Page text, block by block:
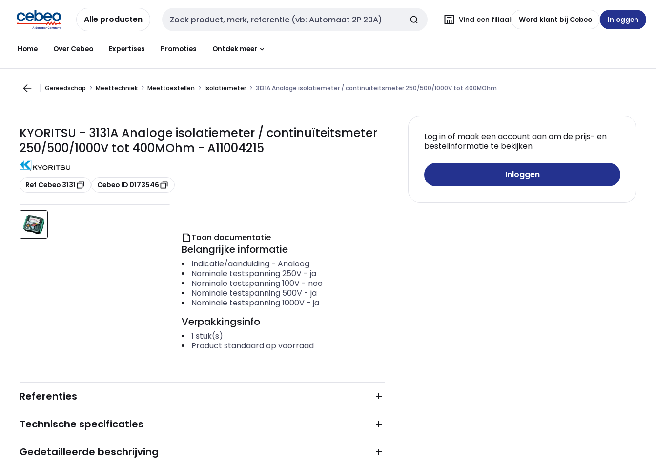
naar
navigatie
naar
inhoud
Alle producten Zoekveld invoer Vind een filiaal Word klant bij Cebeo Inloggen
Home Over Cebeo Expertises Promoties Ontdek meer
Gereedschap Meettechniek Meettoestellen Isolatiemeter 3131A Analoge isolatiemeter / continuïteitsmeter 250/500/1000V tot 400MOhm
KYORITSU - 3131A Analoge isolatiemeter / continuïteitsmeter
250/500/1000V tot 400MOhm - A11004215
Kopiëren
Ref Cebeo 3131 Kopiëren
Cebeo ID 0173546
Log in of maak een account aan om de prijs- en
bestelinformatie te bekijken
Inloggen
Toon documentatie
Belangrijke informatie
Indicatie/aanduiding- Analoog
Nominale testspanning 250V- ja
Nominale testspanning 100V- nee
Nominale testspanning 500V- ja
Nominale testspanning 1000V- ja
Verpakkingsinfo
1 stuk(s)
Product standaard op voorraad
Referenties
Technische specificaties
Gedetailleerde beschrijving